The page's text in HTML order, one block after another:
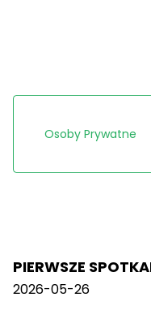
Osoby Prywatne
PIERWSZE
2026-05-26